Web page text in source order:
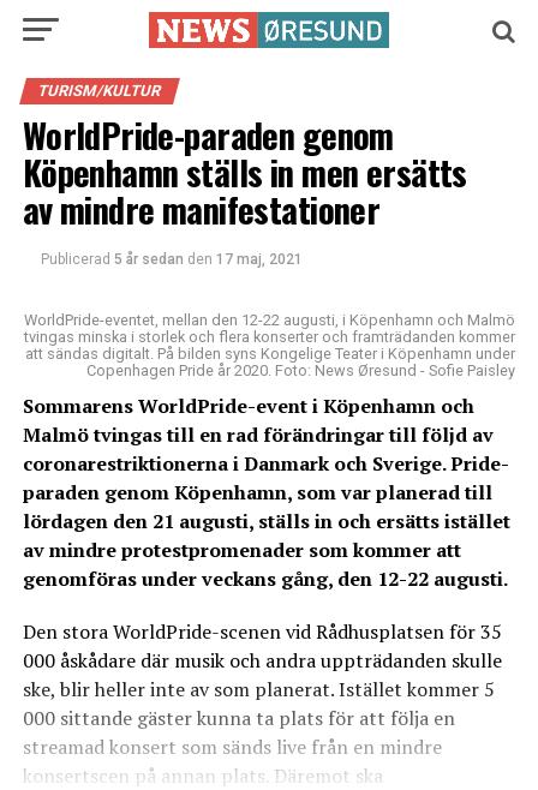
TURISM/KULTUR
WorldPride-paraden genom
Köpenhamn ställs in men ersätts
av mindre manifestationer
Publicerad 5 år sedan den 17 maj, 2021
WorldPride-eventet, mellan den 12-22 augusti, i Köpenhamn och Malmö
tvingas minska i storlek och flera konserter och framträdanden kommer
att sändas digitalt. På bilden syns Kongelige Teater i Köpenhamn under
Copenhagen Pride år 2020. Foto: News Øresund - Sofie Paisley
Sommarens WorldPride-event i Köpenhamn och
Malmö tvingas till en rad förändringar till följd av
coronarestriktionerna i Danmark och Sverige. Pride-
paraden genom Köpenhamn, som var planerad till
lördagen den 21 augusti, ställs in och ersätts istället
av mindre protestpromenader som kommer att
genomföras under veckans gång, den 12-22 augusti.
Den stora WorldPride-scenen vid Rådhusplatsen för 35
000 åskådare där musik och andra uppträdanden skulle
ske, blir heller inte av som planerat. Istället kommer 5
000 sittande gäster kunna ta plats för att följa en
streamad konsert som sänds live från en mindre
konsertscen på annan plats. Däremot ska